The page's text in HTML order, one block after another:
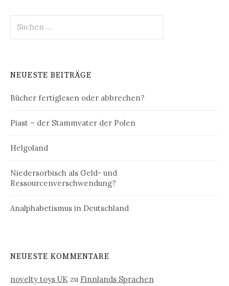
nach:
NEUESTE BEITRÄGE
Bücher fertiglesen oder abbrechen?
Piast – der Stammvater der Polen
Helgoland
Niedersorbisch als Geld- und
Ressourcenverschwendung?
Analphabetismus in Deutschland
NEUESTE KOMMENTARE
novelty toys UK zu Finnlands Sprachen